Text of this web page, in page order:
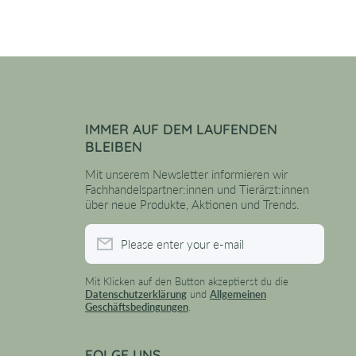
IMMER AUF DEM LAUFENDEN
BLEIBEN
Mit unserem Newsletter informieren wir
Fachhandelspartner:innen und Tierärzt:innen
über neue Produkte, Aktionen und Trends.
Please enter your e-mail
Mit Klicken auf den Button akzeptierst du die
Datenschutzerklärung und Allgemeinen
Geschäftsbedingungen.